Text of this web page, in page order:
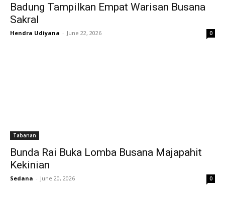
Badung Tampilkan Empat Warisan Busana
Sakral
Hendra Udiyana - June 22, 2026 0
Tabanan
Bunda Rai Buka Lomba Busana Majapahit
Kekinian
Sedana - June 20, 2026 0